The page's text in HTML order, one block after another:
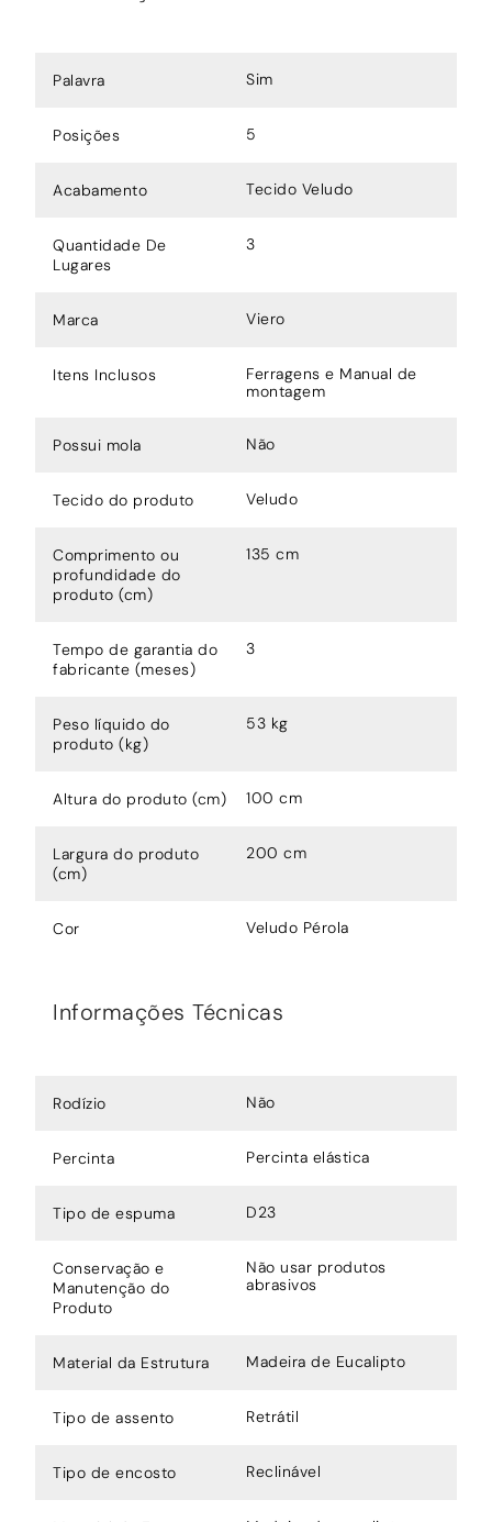
Palavra Sim
Posições 5
Acabamento Tecido Veludo
Quantidade De
Lugares
3
Marca Viero
Itens Inclusos
Ferragens e Manual de
montagem
Possui mola Não
Tecido do produto Veludo
Comprimento ou
profundidade do
produto (cm)
135 cm
Tempo de garantia do
fabricante (meses)
3
Peso líquido do
produto (kg)
53 kg
Altura do produto (cm) 100 cm
Largura do produto
(cm)
200 cm
Cor Veludo Pérola
Informações Técnicas
Rodízio Não
Percinta Percinta elástica
Tipo de espuma D23
Conservação e
Manutenção do
Produto
Não usar produtos
abrasivos
Material da Estrutura Madeira de Eucalipto
Tipo de assento Retrátil
Tipo de encosto Reclinável